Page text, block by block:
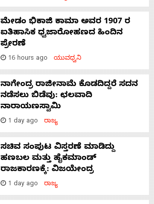
ಮೇಡಂ ಭಿಕಾಜಿ ಕಾಮಾ ಅವರ 1907 ರ
ಐತಿಹಾಸಿಕ ಧ್ವಜಾರೋಹಣದ ಹಿಂದಿನ
ಪ್ರೇರಣೆ
16 hours ago ಯುವಧ್ವನಿ
ನಾಗೇಂದ್ರ ರಾಜೀನಾಮೆ ಕೊಡದಿದ್ದರೆ ಸದನ
ನಡೆಸಲು ಬಿಡೆವು: ಛಲವಾದಿ
ನಾರಾಯಣಸ್ವಾಮಿ
1 day ago ರಾಜ್ಯ
ಸಚಿವ ಸಂಪುಟ ವಿಸ್ತರಣೆ ಮಾಡಿದ್ದು
ಹಣಬಲ ಮತ್ತು ಹೈಕಮಾಂಡ್
ರಾಜಕಾರಣಕ್ಕೆ: ವಿಜಯೇಂದ್ರ
1 day ago ರಾಜ್ಯ